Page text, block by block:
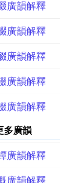
廣韻解釋
廣韻解釋
廣韻解釋
廣韻解釋
廣韻解釋
多廣韻
廣韻解釋
廣韻解釋